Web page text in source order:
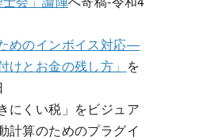
めのインボイス対応―
けとお金の残し方」 を
にくい税」をビジュア
計算のためのプラグイ